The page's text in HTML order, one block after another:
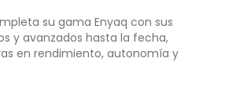
su gama Enyaq con sus
y avanzados hasta la fecha,
en rendimiento, autonomía y